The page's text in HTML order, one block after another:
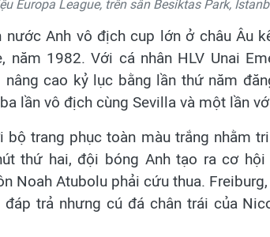
Europa League, trên sân Besiktas Park,
Anh vô địch cup lớn ở châu Âu
năm 1982. Với cá nhân HLV Unai
nâng cao kỷ lục bằng lần thứ năm
lần vô địch cùng Sevilla và một lần
trang phục toàn màu trắng nhằm
thứ hai, đội bóng Anh tạo ra cơ
Noah Atubolu phải cứu thua.
trả nhưng cú đá chân trái của